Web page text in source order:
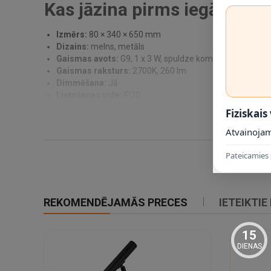
Kas jāzina pirms iegādes?
Izmērs: 80 × 340 × 650 mm
Dizains: melns, metāls
Gaismas avots: G9, 1 x 3 W, spuldze komplektā: Jā
Gaismas raksturs: 2700K, 260 lm
Dimmēšana:
Jā
Uzstādīšana un lietošana
Materiāls:metāls
Krāsa:melns
Cokols / gaismas avots:
1 x 3 W
Gaismas plūsma:
REKOMENDĒJAMĀS PRECES IETEIKTIE
15
DIENAS